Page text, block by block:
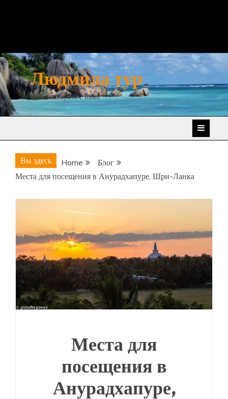
Людмила тур
Путешествуйте с нами
Вы здесь Home
Блог
Места для посещения в Анурадхапуре, Шри-Ланка
Места для
посещения в
Анурадхапуре,